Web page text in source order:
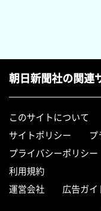
朝日新聞社の関連
このサイトについて
サイトポリシー
プライバシーポリシー
利用規約
運営会社
広告ガイ